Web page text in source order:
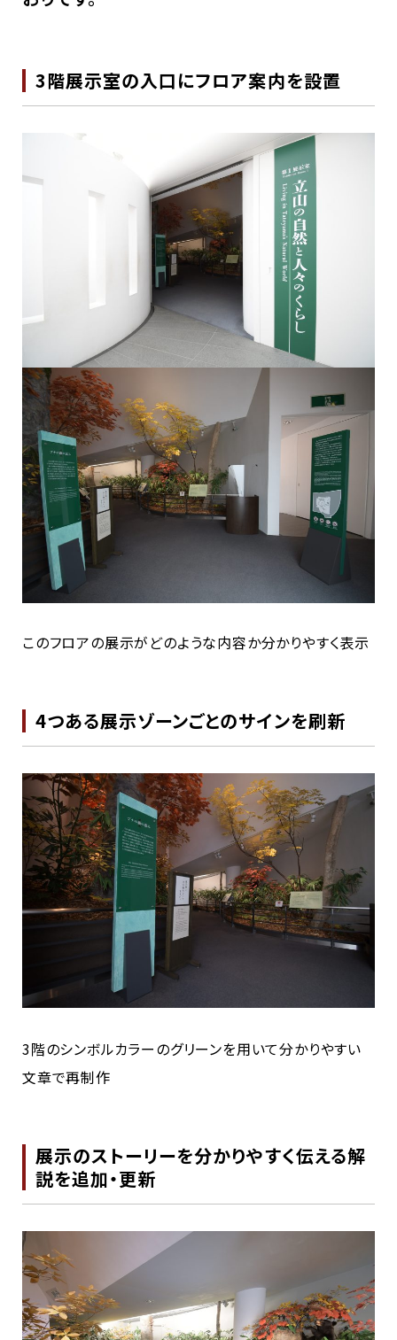
3階展示室の入口にフロア案内を設置
このフロアの展示がどのような内容か分かりやすく表示
4つある展示ゾーンごとのサインを刷新
3階のシンボルカラーのグリーンを用いて分かりやすい
文章で再制作
展示のストーリーを分かりやすく伝える解
説を追加・更新